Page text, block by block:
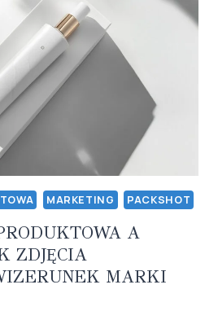
MARKETING PACKSHOT
A
ZDJĘCIA
MARKI